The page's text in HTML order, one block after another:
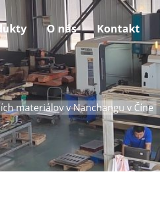
O nás Kontakt
materiálov v Nanchangu v Číne